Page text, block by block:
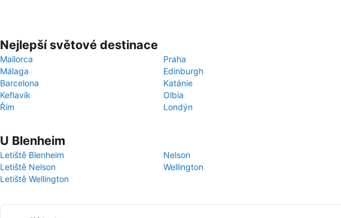
Nejlepší světové destinace
Mallorca
Praha
Málaga
Edinburgh
Barcelona
Katánie
Keflavík
Olbia
Řím
Londýn
U Blenheim
Letiště Blenheim
Nelson
Letiště Nelson
Wellington
Letiště Wellington